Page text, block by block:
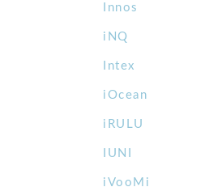
Innos
iNQ
Intex
iOcean
iRULU
IUNI
iVooMi